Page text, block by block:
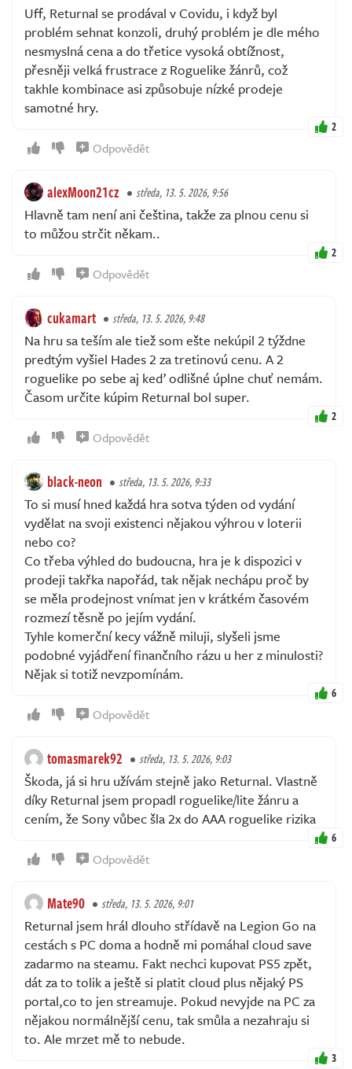
Uff, Returnal se prodával v Covidu, i když byl
problém sehnat konzoli, druhý problém je dle mého
nesmyslná cena a do třetice vysoká obtížnost,
přesněji velká frustrace z Roguelike žánrů, což
takhle kombinace asi způsobuje nízké prodeje
samotné hry.
2
Odpovědět
alexMoon21cz středa, 13. 5. 2026, 9:56
Hlavně tam není ani čeština, takže za plnou cenu si
to můžou strčit někam..
2
Odpovědět
cukamart středa, 13. 5. 2026, 9:48
Na hru sa teším ale tiež som ešte nekúpil 2 týždne
predtým vyšiel Hades 2 za tretinovú cenu. A 2
roguelike po sebe aj keď odlišné úplne chuť nemám.
Časom určite kúpim Returnal bol super.
2
Odpovědět
black-neon středa, 13. 5. 2026, 9:33
To si musí hned každá hra sotva týden od vydání
vydělat na svoji existenci nějakou výhrou v loterii
nebo co?
Co třeba výhled do budoucna, hra je k dispozici v
prodeji takřka napořád, tak nějak nechápu proč by
se měla prodejnost vnímat jen v krátkém časovém
rozmezí těsně po jejím vydání.
Tyhle komerční kecy vážně miluji, slyšeli jsme
podobné vyjádření finančního rázu u her z minulosti?
Nějak si totiž nevzpomínám.
6
Odpovědět
tomasmarek92 středa, 13. 5. 2026, 9:03
Škoda, já si hru užívám stejně jako Returnal. Vlastně
díky Returnal jsem propadl roguelike/lite žánru a
cením, že Sony vůbec šla 2x do AAA roguelike rizika
6
Odpovědět
Mate90 středa, 13. 5. 2026, 9:01
Returnal jsem hrál dlouho střídavě na Legion Go na
cestách s PC doma a hodně mi pomáhal cloud save
zadarmo na steamu. Fakt nechci kupovat PS5 zpět,
dát za to tolik a ještě si platit cloud plus nějaký PS
portal,co to jen streamuje. Pokud nevyjde na PC za
nějakou normálnější cenu, tak smůla a nezahraju si
to. Ale mrzet mě to nebude.
3